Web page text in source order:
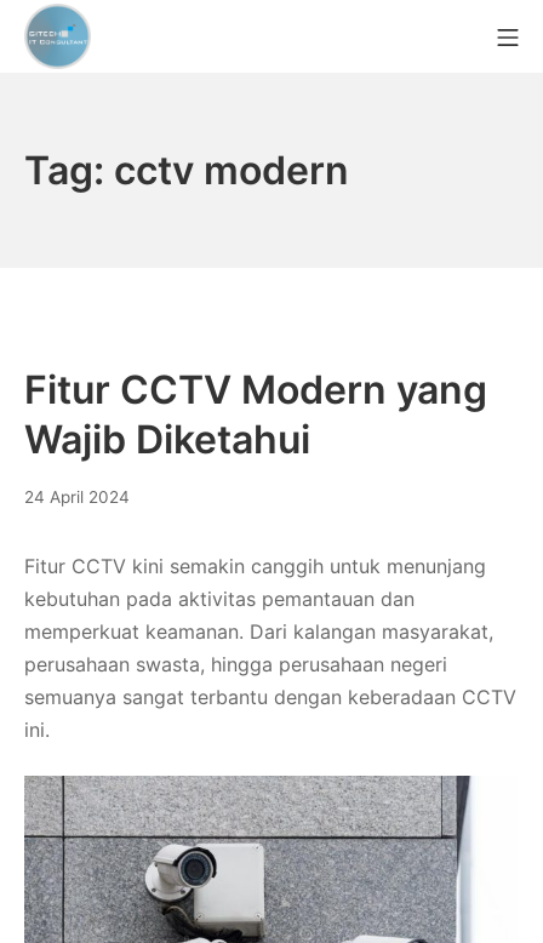
Skip
Tag: cctv modern
Fitur CCTV Modern yang
Wajib Diketahui
24 April 2024
Fitur CCTV kini semakin canggih untuk menunjang
kebutuhan pada aktivitas pemantauan dan
memperkuat keamanan. Dari kalangan masyarakat,
perusahaan swasta, hingga perusahaan negeri
semuanya sangat terbantu dengan keberadaan CCTV
ini.